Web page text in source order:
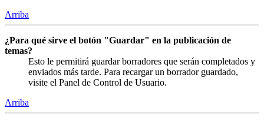
Arriba
¿Para qué sirve el botón "Guardar" en la publicación de
temas?
Esto le permitirá guardar borradores que serán completados y
enviados más tarde. Para recargar un borrador guardado,
visite el Panel de Control de Usuario.
Arriba